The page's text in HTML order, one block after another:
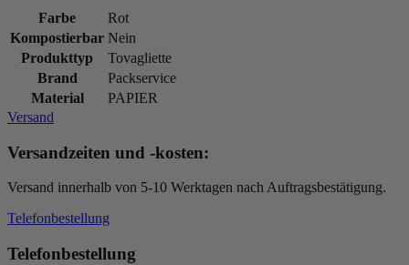
Farbe
Rot
Kompostierbar Nein
Produkttyp
Tovagliette
Brand
Packservice
Material
PAPIER
Versand
Versandzeiten und -kosten:
Versand innerhalb von 5-10 Werktagen nach Auftragsbestätigung.
Telefonbestellung
Telefonbestellung